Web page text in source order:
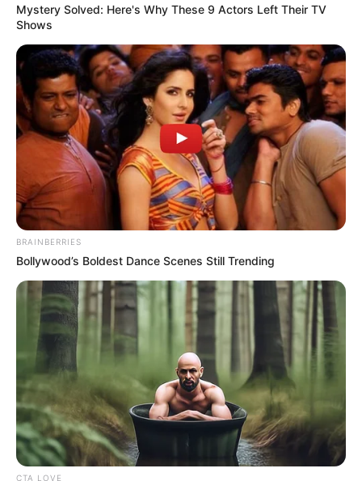
A nyomozás dolga most az, hogy ne sejtetések,
hanem bizonyítékok alapján rakja össze a teljes
képet. Híváslisták, cellainformációk,
üzenetváltások, szolgálati iratok, belső jelentések
és tanúvallomások dönthetik el, hogy az
aranykonvojügyben csak rendvédelmi felelősség
merül fel, vagy a politikai szint szerepe is
bizonyítható.
Orbán Viktor körül ezért szorulhat igazán a hurok.
sajtóban, és nem is azért, mert az ellenfelei
politikailag érdekeltek az ügyben. Hanem azért,
mert ha a tanúvallomások és a technikai
bizonyítékok ugyanabba az irányba mutatnak,
akkor már nem elég általánosságban
törvényességre hivatkozni. Akkor arra kell választ
adni, ki tudott az akcióról, ki irányított, ki hagyta
jóvá a lépéseket, és ki vállalja a felelősséget.
Mystery Solved: Here's Why These 9 Actors Left Their TV
Shows
BRAINBERRIES
Bollywood’s Boldest Dance Scenes Still Trending
CTA LOVE